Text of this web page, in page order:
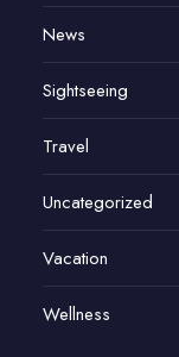
News
Sightseeing
Travel
Uncategorized
Vacation
Wellness